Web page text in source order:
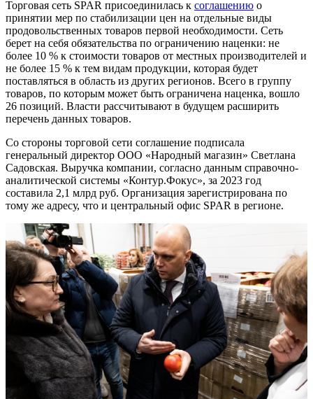
Торговая сеть SPAR присоединилась к соглашению о
принятии мер по стабилизации цен на отдельные виды
продовольственных товаров первой необходимости. Сеть
берет на себя обязательства по ограничению наценки: не
более 10 % к стоимости товаров от местных производителей и
не более 15 % к тем видам продукции, которая будет
поставляться в область из других регионов. Всего в группу
товаров, по которым может быть ограничена наценка, вошло
26 позиций. Власти рассчитывают в будущем расширить
перечень данных товаров.
Со стороны торговой сети соглашение подписала
генеральный директор ООО «Народный магазин» Светлана
Садовская. Выручка компании, согласно данным справочно-
аналитической системы «Контур.Фокус», за 2023 год
составила 2,1 млрд руб. Организация зарегистрирована по
тому же адресу, что и центральный офис SPAR в регионе.